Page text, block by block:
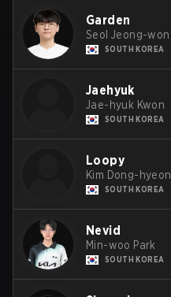
Garden
Seol Jeong-won
SOUTH KOREA
Jaehyuk
Jae-hyuk Kwon
SOUTH KOREA
Loopy
Kim Dong-hyeon
SOUTH KOREA
Nevid
Min-woo Park
SOUTH KOREA